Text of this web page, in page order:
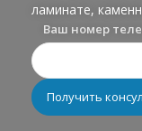
ламинате,
Ваш номер